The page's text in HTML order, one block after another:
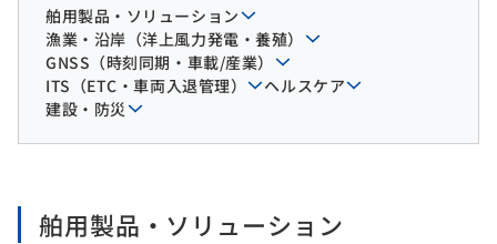
舶用製品・ソリューション
漁業・沿岸（洋上風力発電・養殖）
GNSS（時刻同期・車載/産業）
ITS（ETC・車両入退管理）
ヘルスケア
建設・防災
舶用製品・ソリューション